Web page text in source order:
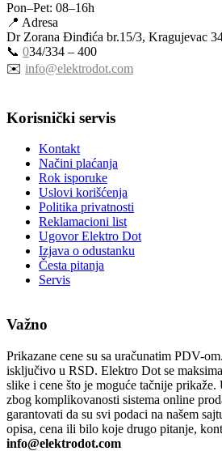
Pon–Pet: 08–16h
📍 Adresa
Dr Zorana Đinđića br.15/3, Kragujevac
📞 034/334 – 400
✉️ info@elektrodot.com
Korisnički servis
Kontakt
Načini plaćanja
Rok isporuke
Uslovi korišćenja
Politika privatnosti
Reklamacioni list
Ugovor Elektro Dot
Izjava o odustanku
Česta pitanja
Servis
Važno
Prikazane cene su sa uračunatim PDV-
isključivo u RSD. Elektro Dot se
slike i cene što je moguće tačnije
zbog komplikovanosti sistema online
garantovati da su svi podaci na našem
opisa, cena ili bilo koje drugo pitanje,
info@elektrodot.com